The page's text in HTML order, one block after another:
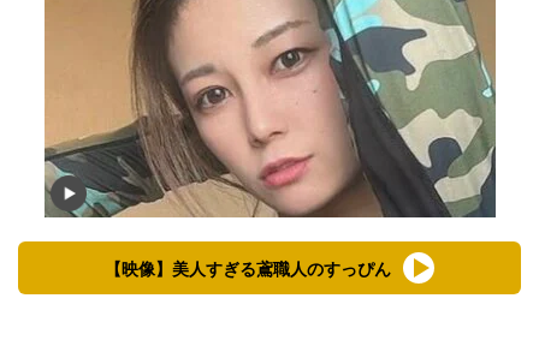
【映像】美人すぎる鳶職人のすっぴん